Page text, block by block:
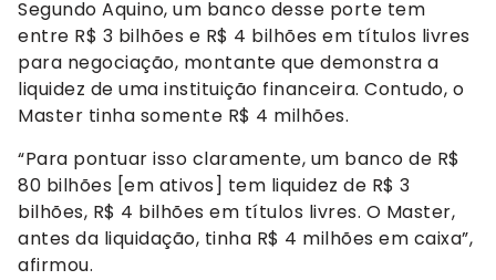
Segundo Aquino, um banco desse porte tem
entre R$ 3 bilhões e R$ 4 bilhões em títulos livres
para negociação, montante que demonstra a
liquidez de uma instituição financeira. Contudo, o
Master tinha somente R$ 4 milhões.
“Para pontuar isso claramente, um banco de R$
80 bilhões [em ativos] tem liquidez de R$ 3
bilhões, R$ 4 bilhões em títulos livres. O Master,
antes da liquidação, tinha R$ 4 milhões em caixa”,
afirmou.